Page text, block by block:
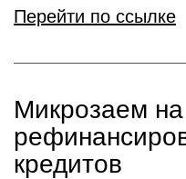
Перейти по ссылке
Микрозаем на
кредитов